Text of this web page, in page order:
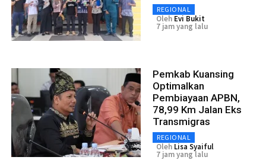
REGIONAL
Oleh Evi Bukit
7 jam yang lalu
Pemkab Kuansing
Optimalkan
Pembiayaan APBN,
78,99 Km Jalan Eks
Transmigras
REGIONAL
Oleh Lisa Syaiful
7 jam yang lalu